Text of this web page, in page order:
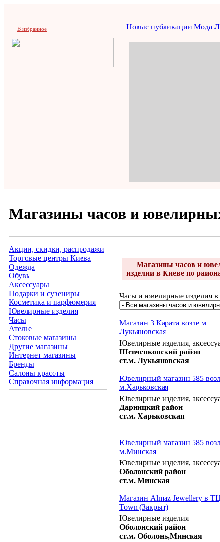
В избранное Новые публикации Мода
Магазины часов и
Акции, скидки, распродажи
Торговые центры Киева
Одежда
Обувь
Аксессуары
Подарки и сувениры
Косметика и парфюмерия
Ювелирные изделия
Часы
Ателье
Стоковые магазины
Другие магазины
Интернет магазины
Бренды
Салоны красоты
Справочная информация
Магазины часов и
изделий в Киеве по
Часы и ювелирные изделия
Магазин 3 Карата возле м.
Лукьяновская
Ювелирные изделия,
Шевченковский район
ст.м. Лукьяновская
Ювелирный магазин 585
м.Харьковская
Ювелирные изделия,
Дарницкий район
ст.м. Харьковская
Ювелирный магазин 585
м.Минская
Ювелирные изделия,
Оболонский район
ст.м. Минская
Магазин Almaz Jewellery в
Town (Закрыт)
Ювелирные изделия
Оболонский район
ст.м. Оболонь,Минская